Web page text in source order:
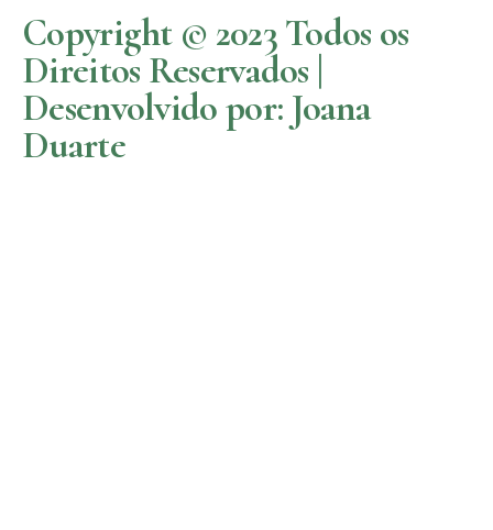
Copyright © 2023 Todos os
Direitos Reservados |
Desenvolvido por: Joana
Duarte